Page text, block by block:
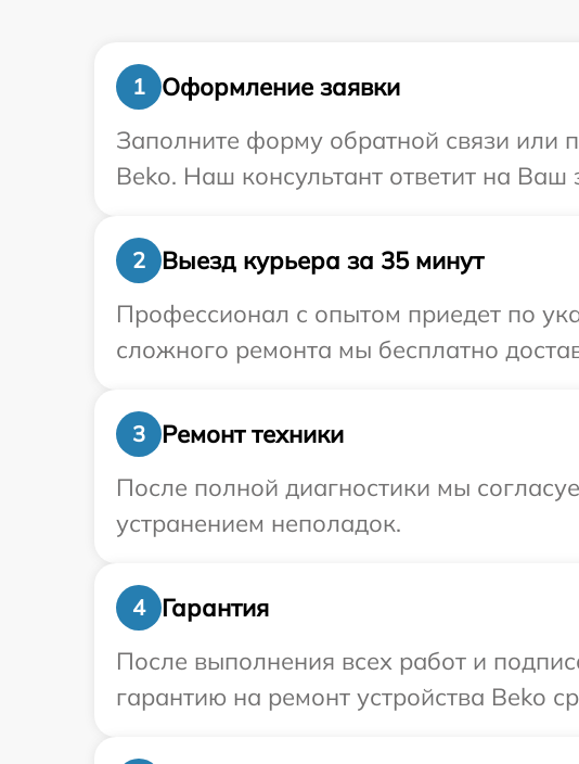
1
Оформление заявки
Заполните форму обратной связи или
Beko. Наш консультант ответит на
2
Выезд курьера за 35 минут
Профессионал с опытом приедет по
сложного ремонта мы бесплатно
3
Ремонт техники
После полной диагностики мы
устранением неполадок.
4
Гарантия
После выполнения всех работ и
гарантию на ремонт устройства Beko